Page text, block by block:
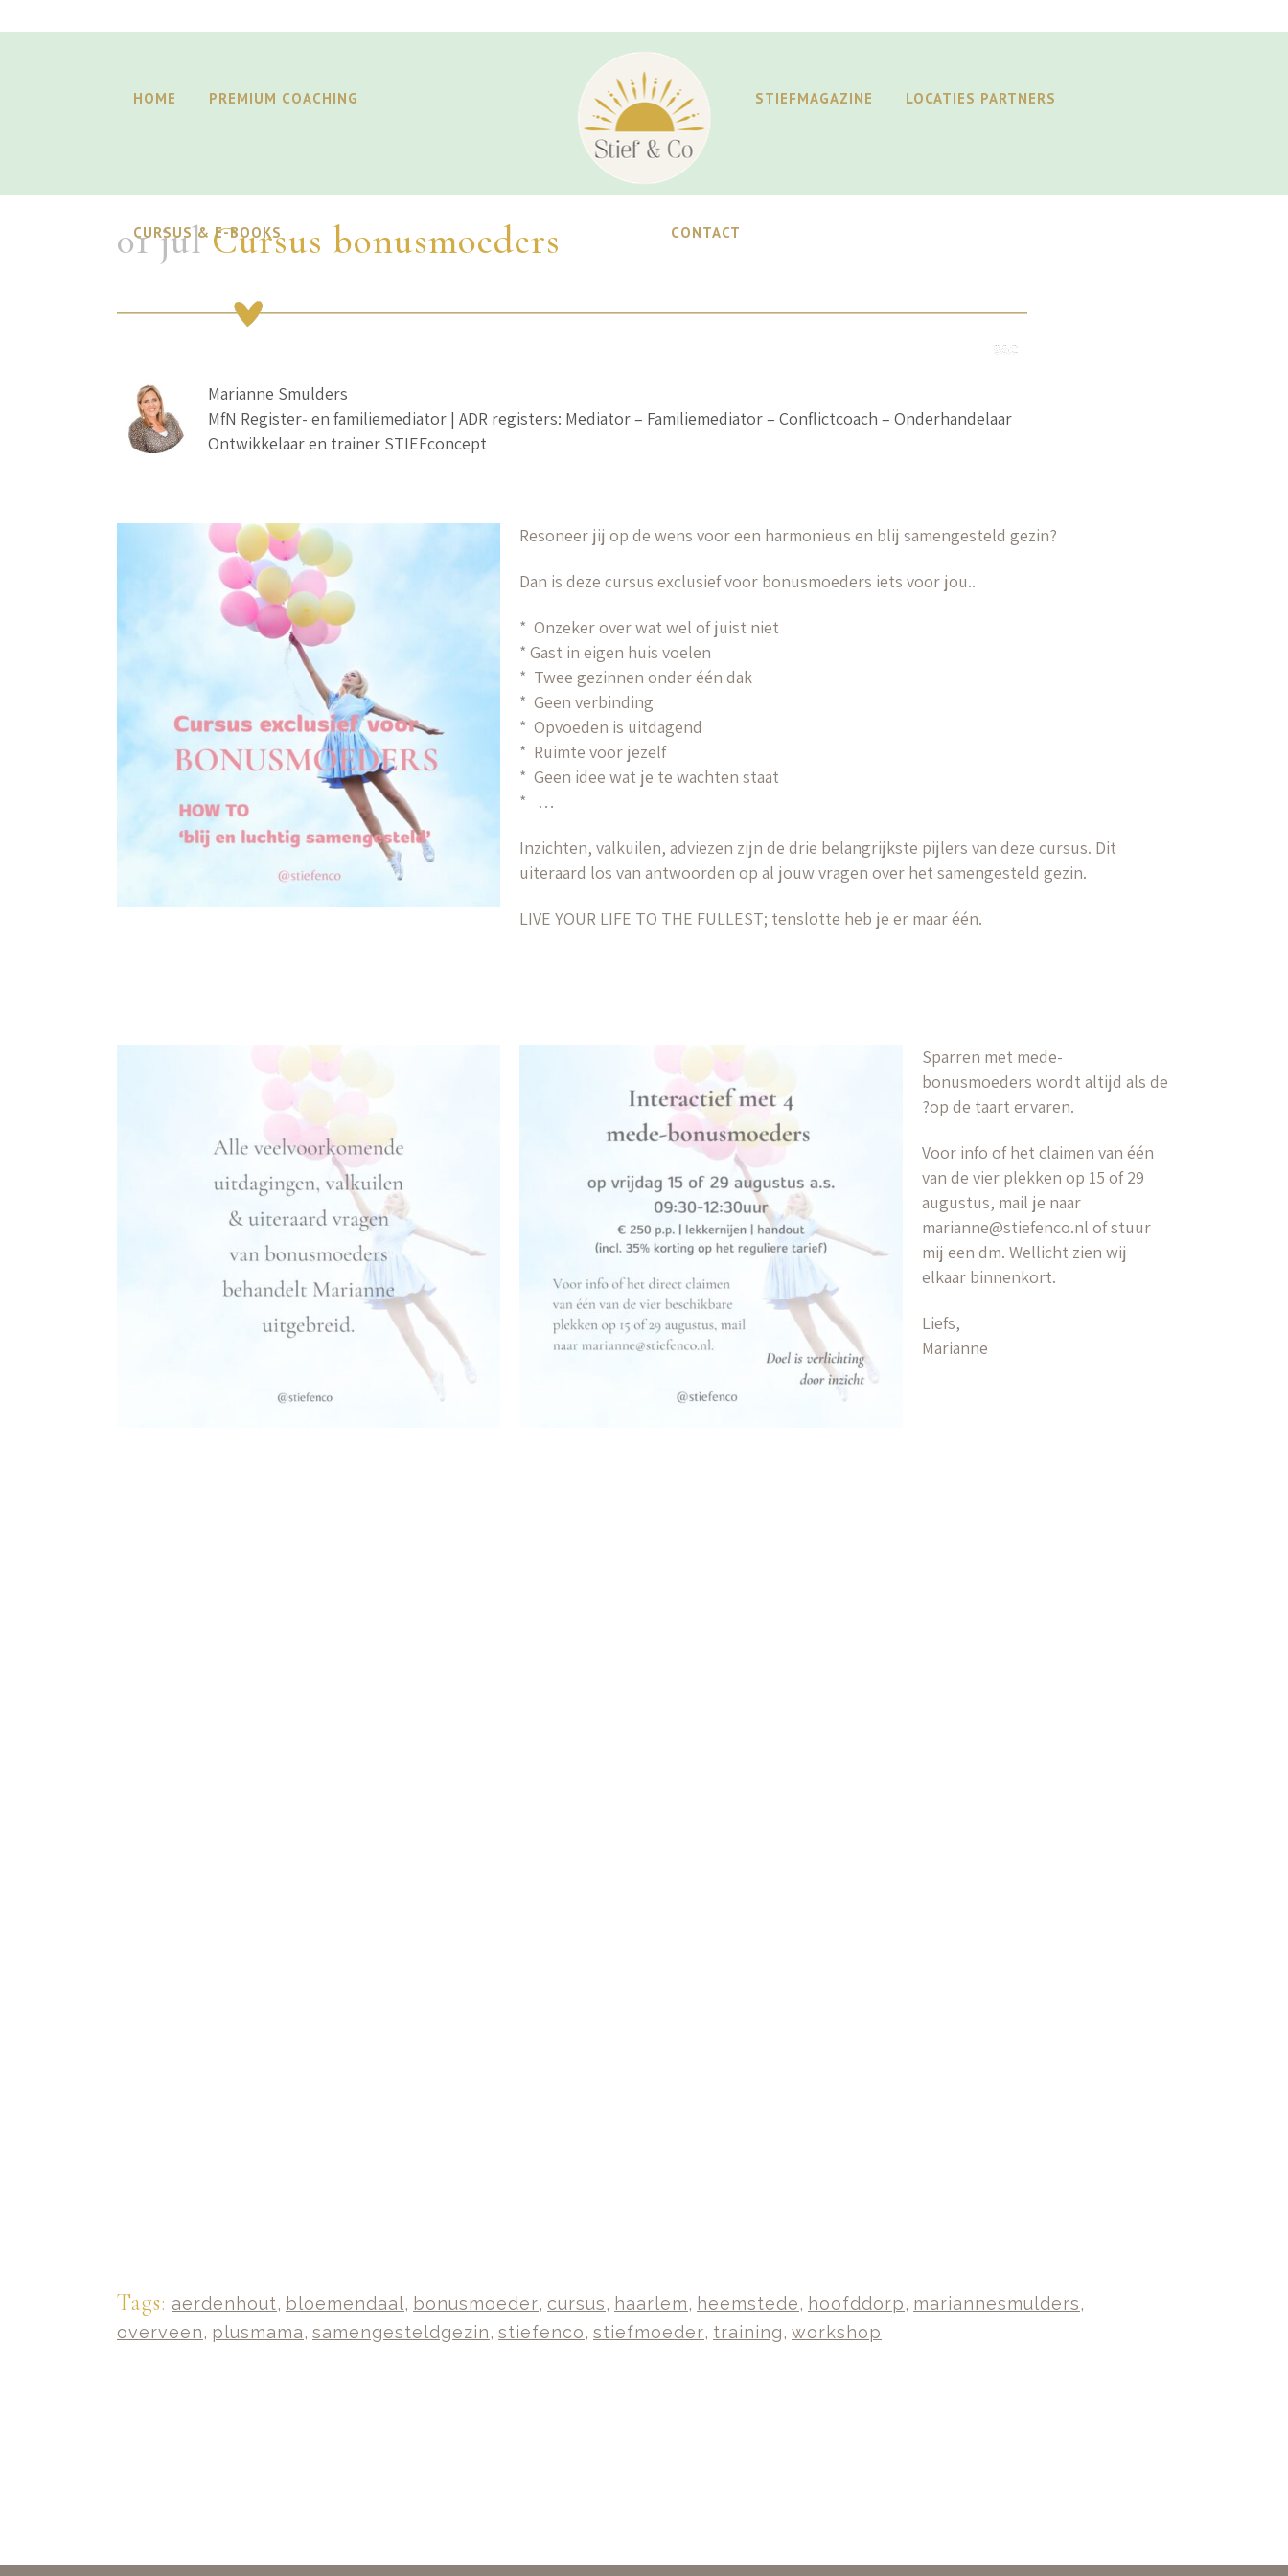
HOME PREMIUM COACHING
CURSUS & E-BOOKS
STIEFMAGAZINE LOCATIES PARTNERS
CONTACT
01 julCursus bonusmoeders
Marianne Smulders
MfN Register- en familiemediator | ADR registers: Mediator – Familiemediator – Conflictcoach – Onderhandelaar
Ontwikkelaar en trainer STIEFconcept
Resoneer jij op de wens voor een harmonieus en blij samengesteld gezin?
Dan is deze cursus exclusief voor bonusmoeders iets voor jou..
* Onzeker over wat wel of juist niet
* Gast in eigen huis voelen
* Twee gezinnen onder één dak
* Geen verbinding
* Opvoeden is uitdagend
* Ruimte voor jezelf
* Geen idee wat je te wachten staat
* …
Inzichten, valkuilen, adviezen zijn de drie belangrijkste pijlers van deze cursus. Dit
uiteraard los van antwoorden op al jouw vragen over het samengesteld gezin.
LIVE YOUR LIFE TO THE FULLEST; tenslotte heb je er maar één.
Sparren met mede-
bonusmoeders wordt altijd als de
?op de taart ervaren.
Voor info of het claimen van één
van de vier plekken op 15 of 29
augustus, mail je naar
marianne@stiefenco.nl of stuur
mij een dm. Wellicht zien wij
elkaar binnenkort.
Liefs,
Marianne
Tags: aerdenhout, bloemendaal, bonusmoeder, cursus, haarlem, heemstede, hoofddorp, mariannesmulders,
overveen, plusmama, samengesteldgezin, stiefenco, stiefmoeder, training, workshop